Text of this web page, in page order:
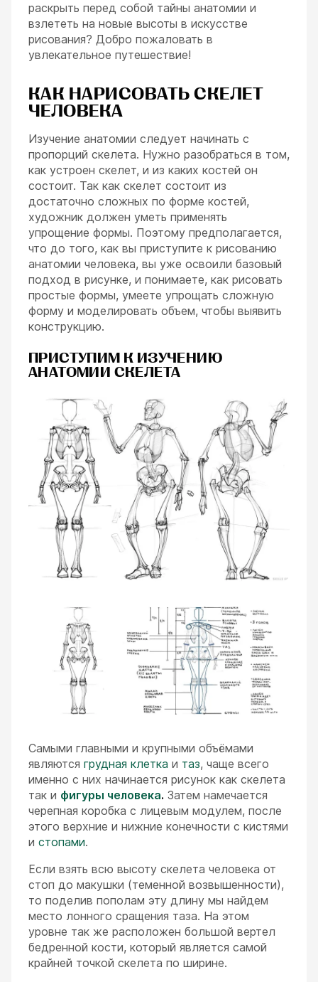
раскрыть перед собой тайны анатомии и
взлететь на новые высоты в искусстве
рисования? Добро пожаловать в
увлекательное путешествие!
КАК НАРИСОВАТЬ СКЕЛЕТ
ЧЕЛОВЕКА
Изучение анатомии следует начинать с
пропорций скелета. Нужно разобраться в том,
как устроен скелет, и из каких костей он
состоит. Так как скелет состоит из
достаточно сложных по форме костей,
художник должен уметь применять
упрощение формы. Поэтому предполагается,
что до того, как вы приступите к рисованию
анатомии человека, вы уже освоили базовый
подход в рисунке, и понимаете, как рисовать
простые формы, умеете упрощать сложную
форму и моделировать объем, чтобы выявить
конструкцию.
ПРИСТУПИМ К ИЗУЧЕНИЮ
АНАТОМИИ СКЕЛЕТА
Самыми главными и крупными объёмами
являются грудная клетка и таз, чаще всего
именно с них начинается рисунок как скелета
так и фигуры человека. Затем намечается
черепная коробка с лицевым модулем, после
этого верхние и нижние конечности с кистями
и стопами.
Если взять всю высоту скелета человека от
стоп до макушки (теменной возвышенности),
то поделив пополам эту длину мы найдем
место лонного сращения таза. На этом
уровне так же расположен большой вертел
бедренной кости, который является самой
крайней точкой скелета по ширине.